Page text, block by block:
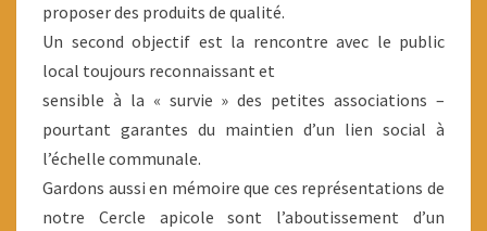
proposer des produits de qualité.
Un second objectif est la rencontre avec le public
local toujours reconnaissant et
sensible à la « survie » des petites associations –
pourtant garantes du maintien d’un lien social à
l’échelle communale.
Gardons aussi en mémoire que ces représentations de
notre Cercle apicole sont l’aboutissement d’un